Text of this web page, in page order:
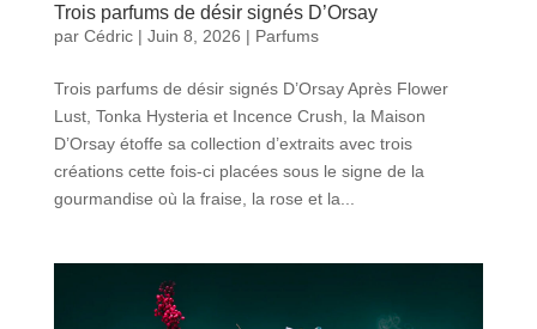
Trois parfums de désir signés D’Orsay
par Cédric| Juin 8, 2026 | Parfums
Trois parfums de désir signés D’Orsay Après Flower
Lust, Tonka Hysteria et Incence Crush, la Maison
D’Orsay étoffe sa collection d’extraits avec trois
créations cette fois-ci placées sous le signe de la
gourmandise où la fraise, la rose et la...